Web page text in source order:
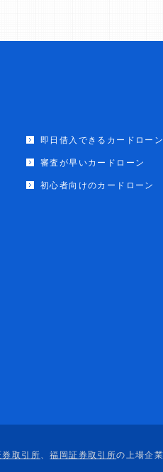
即日借入できるカードローン
審査が早いカードローン
初心者向けのカードローン